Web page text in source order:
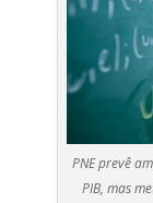
PNE prevê
PIB, mas